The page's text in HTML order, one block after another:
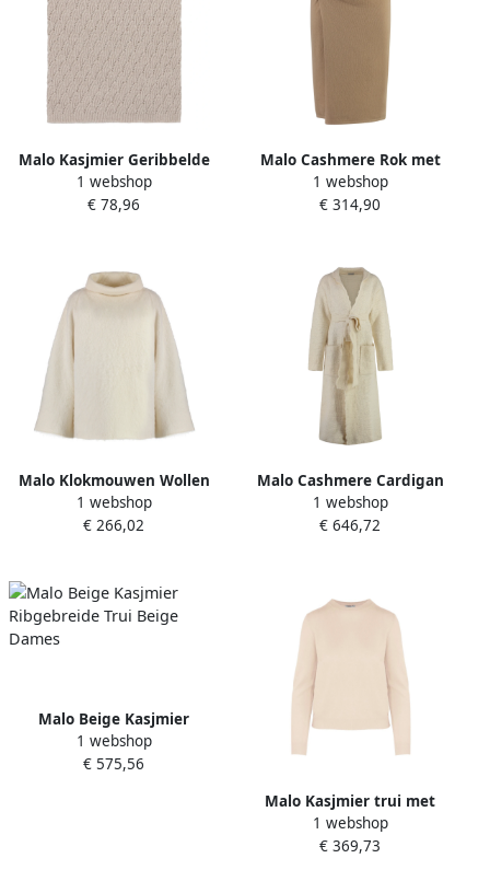
Malo Kasjmier Geribbelde
Gebreide Kraag Trui Beige
Dames
1 webshop
€ 78,96
Malo Cashmere Rok met
Decoratieve Plooien Beige
Dames
1 webshop
€ 314,90
Malo Klokmouwen Wollen
Turtleneck Sweater Beige
Dames
1 webshop
€ 266,02
Malo Cashmere Cardigan
met Bijpassende Tailleband
Beige Dames
1 webshop
€ 646,72
Malo Beige Kasjmier
Ribgebreide Trui Beige
Dames
1 webshop
€ 575,56
Malo Kasjmier trui met
ronde hals Beige Dames
1 webshop
€ 369,73